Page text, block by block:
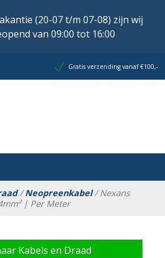
(20-07 t/m 07-08) zijn wij
van 09:00 tot 16:00
Gratis verzending vanaf €100,-
/Neopreenkabel/ Nexans
| Per Meter
Kabels en Draad